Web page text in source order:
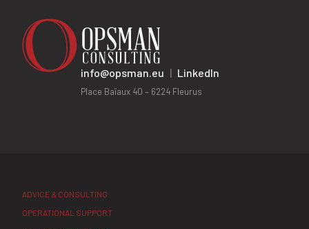
info@opsman.eu | LinkedIn
Place Baïaux 40 – 6224 Fleurus
ADVICE & CONSULTING
OPERATIONAL SUPPORT